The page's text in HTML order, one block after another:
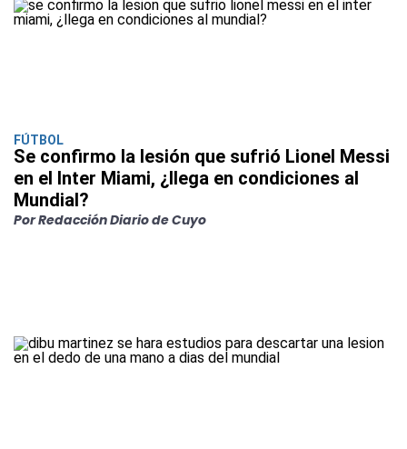
FÚTBOL
Se confirmo la lesión que sufrió Lionel Messi
en el Inter Miami, ¿llega en condiciones al
Mundial?
Por Redacción Diario de Cuyo